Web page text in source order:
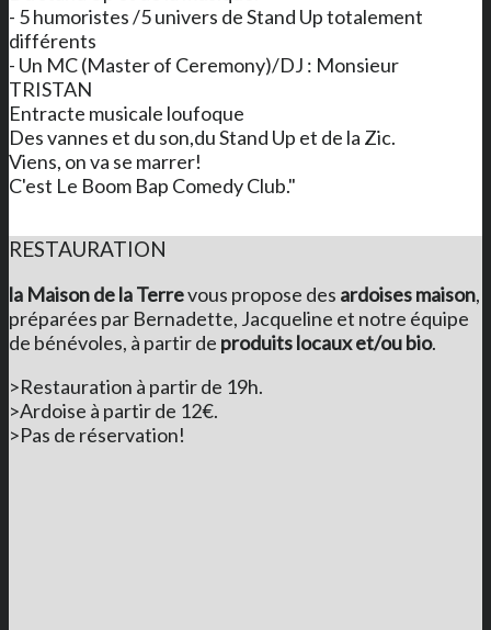
- 5 humoristes /5 univers de Stand Up totalement
différents
- Un MC (Master of Ceremony)/DJ : Monsieur
TRISTAN
Entracte musicale loufoque
Des vannes et du son,du Stand Up et de la Zic.
Viens, on va se marrer!
C'est Le Boom Bap Comedy Club."
RESTAURATION
la Maison de la Terrevous propose des ardoises maison,
préparées par Bernadette, Jacqueline et notre équipe
de bénévoles, à partir de produits locaux et/ou bio.
>Restauration à partir de 19h.
>Ardoise à partir de 12€.
>Pas de réservation!